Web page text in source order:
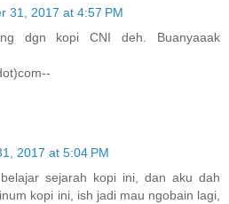
31, 2017 at 4:57 PM
dgn kopi CNI deh. Buanyaaak
2017 at 5:04 PM
sejarah kopi ini, dan aku dah
kopi ini, ish jadi mau ngobain lagi,